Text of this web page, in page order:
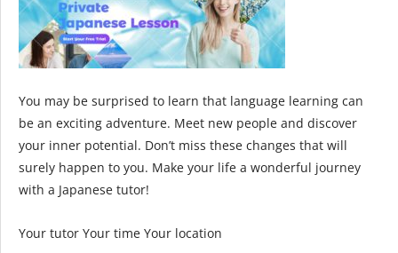
You may be surprised to learn that language learning can
be an exciting adventure. Meet new people and discover
your inner potential. Don’t miss these changes that will
surely happen to you. Make your life a wonderful journey
with a Japanese tutor!
Your tutor Your time Your location